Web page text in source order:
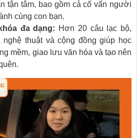
tận tâm, bao gồm cả cố vấn người
cùng con bạn.
đa dạng: Hơn 20 câu lạc bộ,
nghệ thuật và cộng đồng giúp học
mềm, giao lưu văn hóa và tạo nên